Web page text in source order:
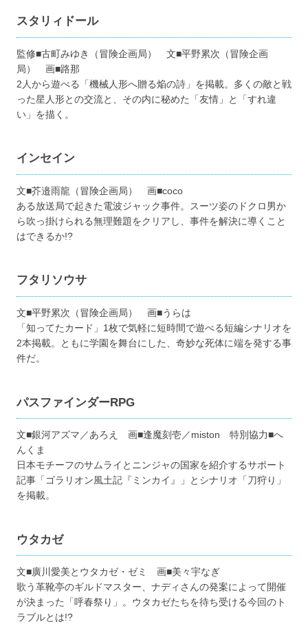
スタリィドール
監修■古町みゆき（冒険企画局） 文■平野累次（冒険企画
局） 画■路那
2人から遊べる「機械人形へ贈る焔の詩」を掲載。多くの敵と戦
った星人形との交流と、その内に秘めた「友情」と「すれ違
い」を描く。
インセイン
文■芥邉雨龍（冒険企画局） 画■coco
ある放送局で起きた電波ジャック事件。スーツ姿のドクロ男か
ら吹っ掛けられる無理難題をクリアし、事件を解決に導くこと
はできるか!?
フタリソウサ
文■平野累次（冒険企画局） 画■うらは
「知ってたカード」1枚で気軽に短時間で遊べる短編シナリオを
2本掲載。ともに学園を舞台にした、奇妙な死体に端を発する事
件だ。
パスファインダーRPG
文■銀河アズマ／あろえ 画■逢魔刻壱／miston 特別協力■へ
んくま
日本モチーフのサムライとニンジャの国家を紹介するサポート
記事「ゴラリオン風土記『ミンカイ』」とシナリオ「刀狩り」
を掲載。
ウタカゼ
文■廣川愛美とウタカゼ・ゼミ 画■美々宇なぎ
歌う革靴亭のギルドマスター、ナディさんの発案によって開催
が決まった「呼春祭り」。ウタカゼたちを待ち受ける今回のト
ラブルとは!?